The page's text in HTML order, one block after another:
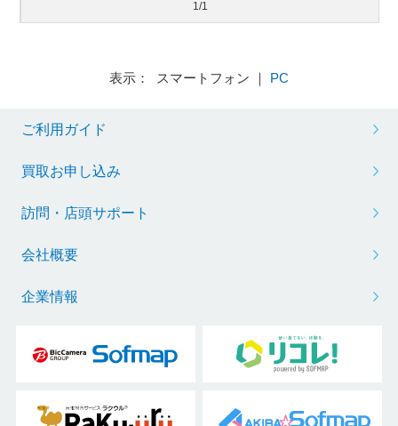
1/1
表示： スマートフォン ｜ PC
ご利用ガイド
買取お申し込み
訪問・店頭サポート
会社概要
企業情報